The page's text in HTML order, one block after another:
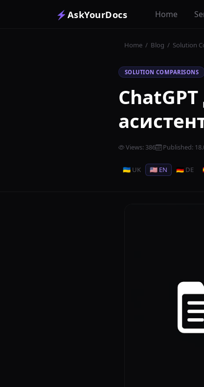
⚡ AskYourDocs Home
Home / Blog / Solution
SOLUTION COMPARISONS
Views: 386 Published:
🇺🇦 UK 🇺🇸 EN 🇩🇪 DE